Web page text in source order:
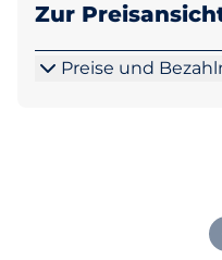
Zur
Preise und